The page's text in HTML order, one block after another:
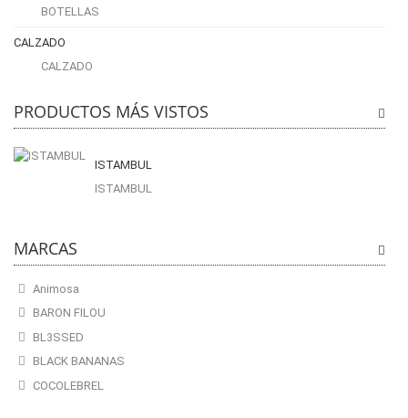
BOTELLAS
CALZADO
CALZADO
PRODUCTOS MÁS VISTOS
ISTAMBUL
ISTAMBUL
MARCAS
Animosa
BARON FILOU
BL3SSED
BLACK BANANAS
COCOLEBREL